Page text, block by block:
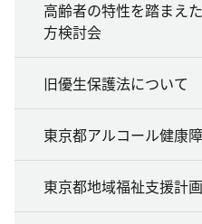
高齢者の特性を踏まえ
方検討会
旧優生保護法について
東京都アルコール健康
東京都地域福祉支援計画